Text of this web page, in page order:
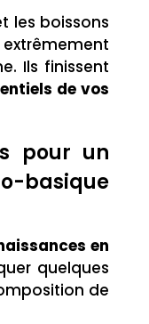
les boissons
Ils finissent
de vos
pour un
en
quelques
de